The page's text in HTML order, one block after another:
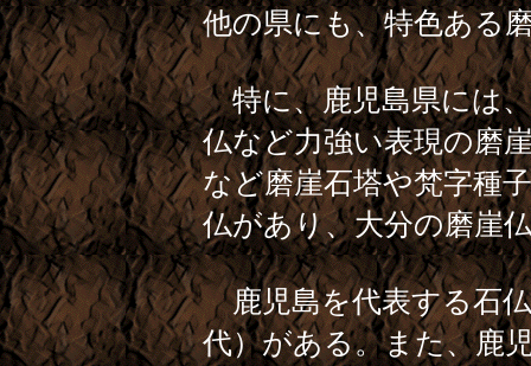
他の県にも、特色ある
特に、鹿児島県には、
仏など力強い表現の磨
など磨崖石塔や梵字種
仏があり、大分の磨崖
鹿児島を代表する石仏
代）がある。また、鹿